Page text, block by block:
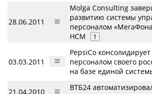
28.06.2011
Molga Consulting
развитию системы
персоналом
HCM
1
03.03.2011
PepsiCo
персоналом своего
на базе единой
21.04.2010
ВТБ24